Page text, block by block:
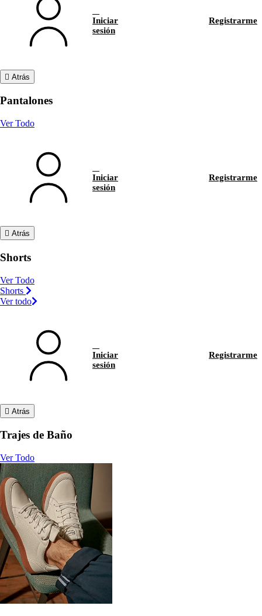
Iniciar
sesión
Registrarme
Atrás
Pantalones
Ver Todo
Iniciar
sesión
Registrarme
Atrás
Shorts
Ver Todo
Shorts
Ver todo
Iniciar
sesión
Registrarme
Atrás
Trajes de Baño
Ver Todo